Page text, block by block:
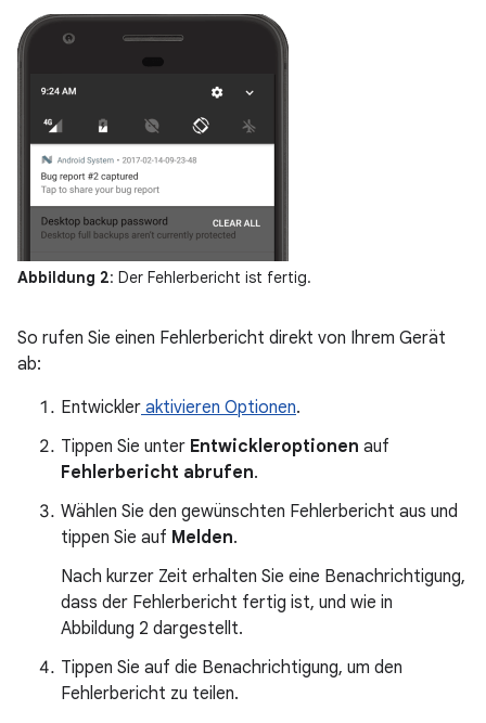
Abbildung 2: Der Fehlerbericht ist fertig.
So rufen Sie einen Fehlerbericht direkt von Ihrem Gerät
ab:
Entwickler aktivieren Optionen.
Tippen Sie unter Entwickleroptionen auf
Fehlerbericht abrufen.
Wählen Sie den gewünschten Fehlerbericht aus und
tippen Sie auf Melden.
Nach kurzer Zeit erhalten Sie eine Benachrichtigung,
dass der Fehlerbericht fertig ist, und wie in
Abbildung 2 dargestellt.
Tippen Sie auf die Benachrichtigung, um den
Fehlerbericht zu teilen.